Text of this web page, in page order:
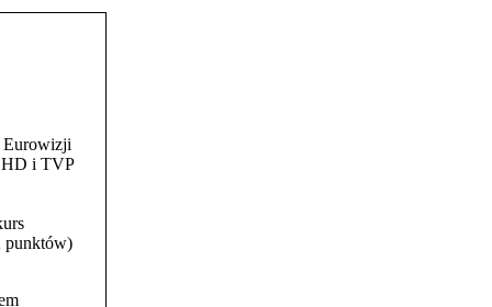
Eurowizji
HD i TVP
punktów)